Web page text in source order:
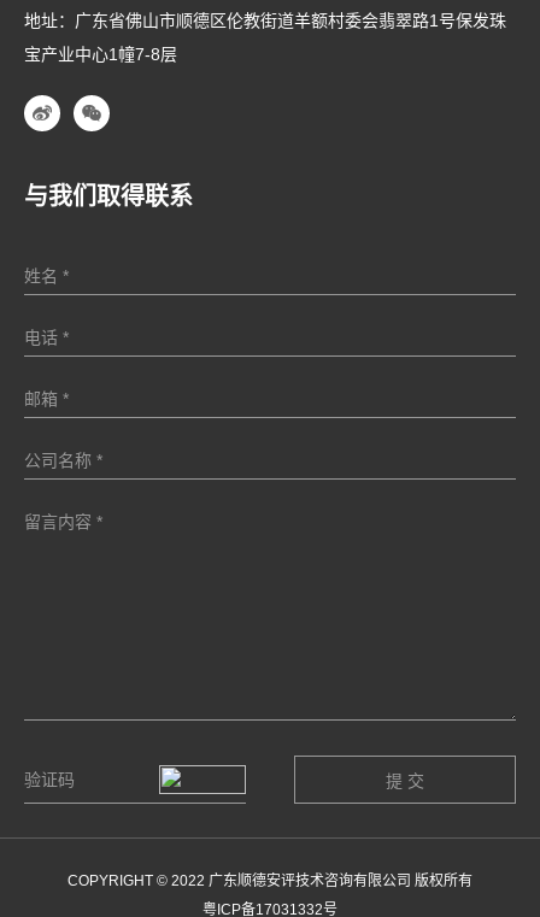
地址：广东省佛山市顺德区伦教街道羊额村委会翡翠路1号保发珠
宝产业中心1幢7-8层
与我们取得联系
COPYRIGHT © 2022 广东顺德安评技术咨询有限公司 版权所有
粤ICP备17031332号